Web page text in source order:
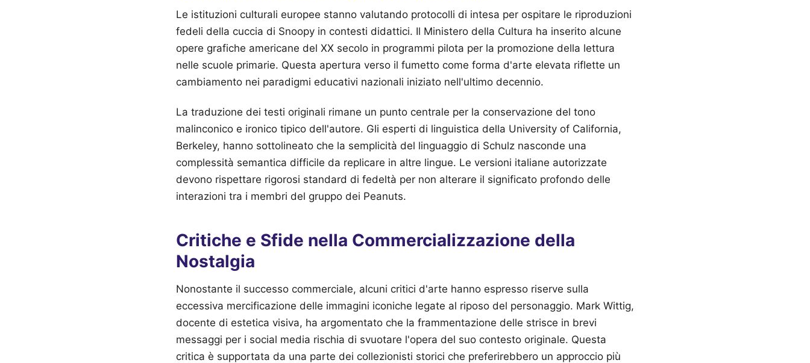
Le istituzioni culturali europee stanno valutando protocolli di intesa per ospitare le riproduzioni
fedeli della cuccia di Snoopy in contesti didattici. Il Ministero della Cultura ha inserito alcune
opere grafiche americane del XX secolo in programmi pilota per la promozione della lettura
nelle scuole primarie. Questa apertura verso il fumetto come forma d'arte elevata riflette un
cambiamento nei paradigmi educativi nazionali iniziato nell'ultimo decennio.
La traduzione dei testi originali rimane un punto centrale per la conservazione del tono
malinconico e ironico tipico dell'autore. Gli esperti di linguistica della University of California,
Berkeley, hanno sottolineato che la semplicità del linguaggio di Schulz nasconde una
complessità semantica difficile da replicare in altre lingue. Le versioni italiane autorizzate
devono rispettare rigorosi standard di fedeltà per non alterare il significato profondo delle
interazioni tra i membri del gruppo dei Peanuts.
Critiche e Sfide nella Commercializzazione della
Nostalgia
Nonostante il successo commerciale, alcuni critici d'arte hanno espresso riserve sulla
eccessiva mercificazione delle immagini iconiche legate al riposo del personaggio. Mark Wittig,
docente di estetica visiva, ha argomentato che la frammentazione delle strisce in brevi
messaggi per i social media rischia di svuotare l'opera del suo contesto originale. Questa
critica è supportata da una parte dei collezionisti storici che preferirebbero un approccio più